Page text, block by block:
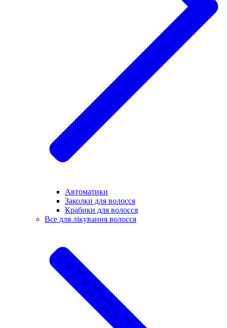
Автоматики
Заколки для волосся
Крабики для волосся
Все для лікування волосся